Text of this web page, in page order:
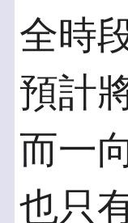
全時
預計
而一
也只